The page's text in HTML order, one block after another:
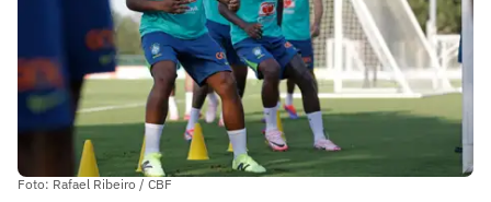
Foto: Rafael Ribeiro / CBF